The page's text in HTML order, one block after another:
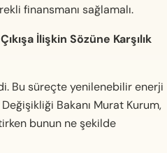
finansmanı sağlamalı.
İlişkin Sözüne Karşılık
Bu süreçte yenilenebilir enerji
Bakanı Murat Kurum,
bunun ne şekilde